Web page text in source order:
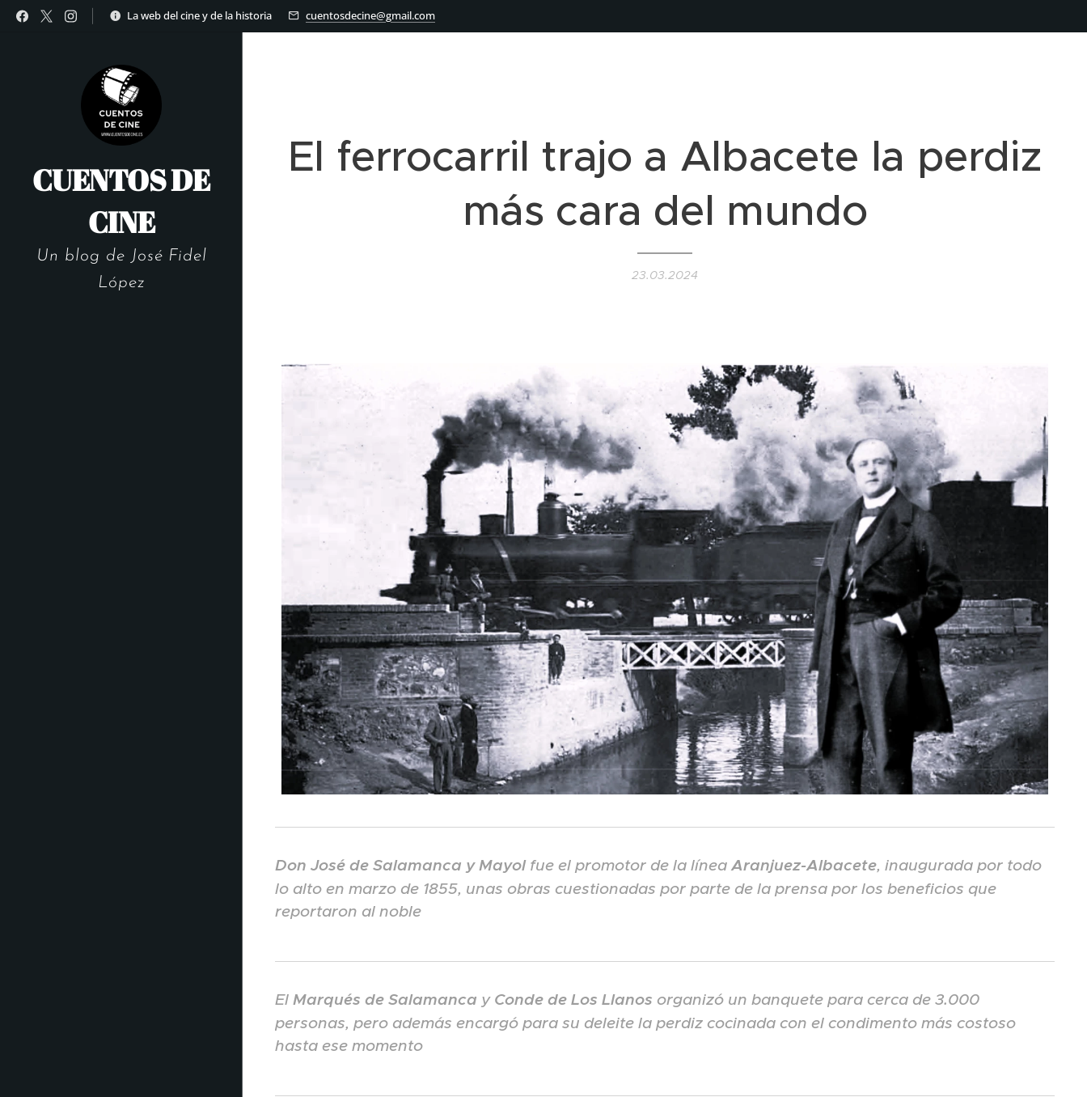
La web del cine y de la historia cuentosdecine@gmail.com
CUENTOS DE
CINE
Un blog de José Fidel
López
El ferrocarril trajo a Albacete la perdiz
más cara del mundo
23.03.2024
Don José de Salamanca y Mayol fue el promotor de la línea Aranjuez-Albacete, inaugurada por todo
lo alto en marzo de 1855, unas obras cuestionadas por parte de la prensa por los beneficios que
reportaron al noble
El Marqués de Salamanca y Conde de Los Llanos organizó un banquete para cerca de 3.000
personas, pero además encargó para su deleite la perdiz cocinada con el condimento más costoso
hasta ese momento